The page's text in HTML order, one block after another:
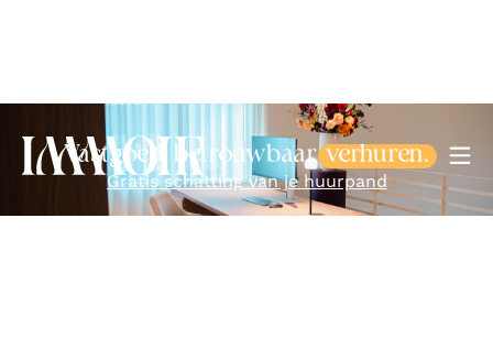
Vastgoed betrouwbaarverhuren.
Gratis schatting van je huurpand